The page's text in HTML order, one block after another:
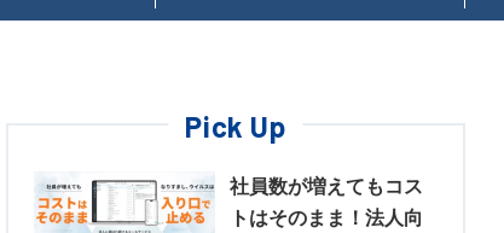
Pick Up
社員数が増えてもコス
トはそのまま！法人向